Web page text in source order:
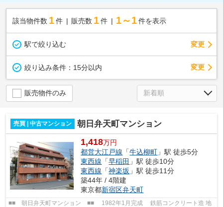
該当物件数 1件 販売数 1 件 1～1 件を表示
駅で絞り込む 変更
絞り込み条件： 15分以内 変更
販売物件のみ
売買 | 中古マンション 朝日弁天町マンション
1,418万円
都営大江戸線 「牛込柳町 」駅 徒歩5分
東西線 「早稲田 」駅 徒歩10分
東西線 「神楽坂 」駅 徒歩11分
築44年 / 4階建
東京都新宿区弁天町
■■ 朝日弁天町マンション ■■ 1982年1月完成 鉄筋コンクリート造 地